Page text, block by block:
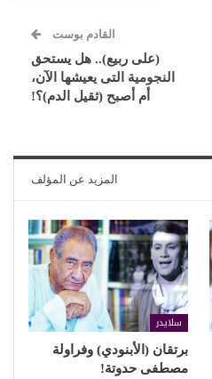
القادم بوست
(على ربيع).. هل يستحق
النجومية التى يعيشها الآن،
أم أصبح (ثقيل الدم)؟!
المزيد عن المؤلف
سلايدر
برتقان (الأبنودي) وفراولة
مصطفى حدوتة!